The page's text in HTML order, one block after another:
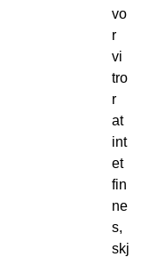
vo
r
vi
tro
r
at
int
et
fin
ne
s,
skj